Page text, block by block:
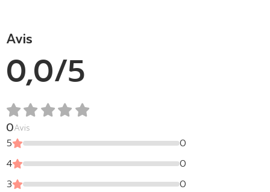
Avis
0,0/5
0Avis
5
0
4
0
3
0